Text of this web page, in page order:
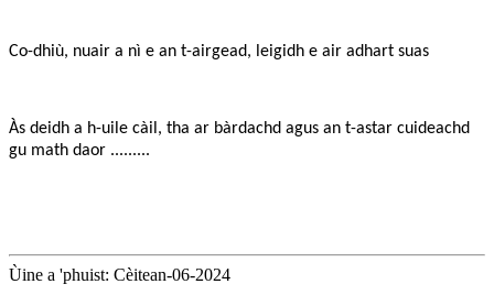
Co-dhiù, nuair a nì e an t-airgead, leigidh e air adhart suas
Às deidh a h-uile càil, tha ar bàrdachd agus an t-astar cuideachd
gu math daor .........
Ùine a 'phuist: Cèitean-06-2024